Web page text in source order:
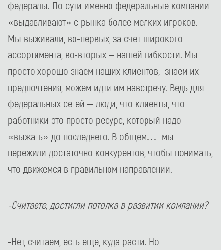
федералы. По сути именно федеральные компании
«выдавливают» с рынка более мелких игроков.
Мы выживали, во-первых, за счет широкого
ассортимента, во-вторых – нашей гибкости. Мы
просто хорошо знаем наших клиентов, знаем их
предпочтения, можем идти им навстречу. Ведь для
федеральных сетей – люди, что клиенты, что
работники это просто ресурс, который надо
«выжать» до последнего. В общем… мы
пережили достаточно конкурентов, чтобы понимать,
что движемся в правильном направлении.
-Считаете, достигли потолка в развитии компании?
-Нет, считаем, есть еще, куда расти. Но